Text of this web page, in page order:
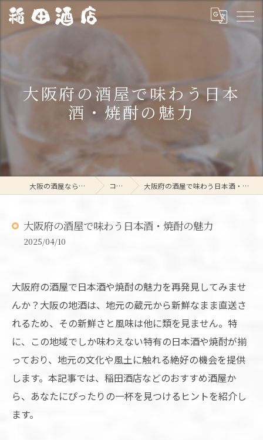
大阪府の酒屋で味わう日本
酒・焼酎の魅力
大阪の酒屋なら稲田酒店 コラム 大阪府の酒屋で味わう日本酒・焼酎の魅力
大阪府の酒屋で味わう日本酒・焼酎の魅力
2025/04/10
大阪府の酒屋で日本酒や焼酎の魅力を再発見してみませ
んか？大阪の地酒は、地元の蔵元から新鮮なまま直送さ
れるため、その新鮮さと風味は他に類を見ません。特
に、この地域でしか味わえない特有の日本酒や焼酎が揃
っており、地元の文化や風土に触れる絶好の機会を提供
します。本記事では、稲田酒店などのおすすめ酒屋か
ら、あなたにぴったりの一杯を見つけるヒントを紹介し
ます。